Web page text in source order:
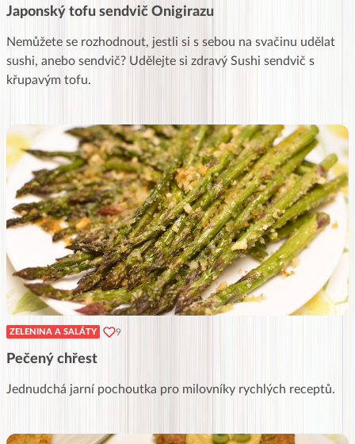
Japonský tofu sendvič Onigirazu
Nemůžete se rozhodnout, jestli si s sebou na svačinu udělat
sushi, anebo sendvič? Udělejte si zdravý Sushi sendvič s
křupavým tofu.
ZELENINA A SALÁTY 9
Pečený chřest
Jednudchá jarní pochoutka pro milovníky rychlých receptů.